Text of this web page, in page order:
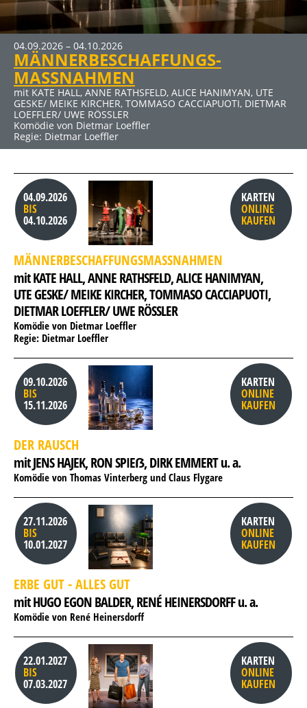
04.09.2026 – 04.10.2026
MÄNNERBESCHAFFUNGS-
MASSNAHMEN
mit KATE HALL, ANNE RATHSFELD, ALICE HANIMYAN, UTE
GESKE/ MEIKE KIRCHER, TOMMASO CACCIAPUOTI, DIETMAR
LOEFFLER/ UWE RÖSSLER
Komödie von Dietmar Loeffler
Regie: Dietmar Loeffler
09.10.2026 – 15.11.2026
DER RAUSCH
mit JENS HAJEK, RON SPIEẞ, DIRK EMMERT u. a.
Komödie von Thomas Vinterberg und Claus Flygare
27.11.2026 – 10.01.2027
ERBE GUT-ALLES GUT
mit HUGO EGON BALDER, RENÉ HEINERSDORFF u. a.
Komödie von René Heinersdorff
22.01.2027 – 07.03.2027
SCHUHE TASCHEN MÄNNER
mit BERNHARD BETTERMANN, NINA PETRI, ANDREAS PETRI
u. a.
Komödie von Stefan Vögel
Regie: Ute Willing
04.09.2026
BIS
04.10.2026
MÄNNERBESCHAFFUNGSMASSNAHMEN
mit KATE HALL, ANNE RATHSFELD, ALICE HANIMYAN,
UTE GESKE/ MEIKE KIRCHER, TOMMASO CACCIAPUOTI,
DIETMAR LOEFFLER/ UWE RÖSSLER
Komödie von Dietmar Loeffler
Regie: Dietmar Loeffler
KARTEN
ONLINE
KAUFEN
09.10.2026
BIS
15.11.2026
DER RAUSCH
mit JENS HAJEK, RON SPIEẞ, DIRK EMMERT u. a.
Komödie von Thomas Vinterberg und Claus Flygare
KARTEN
ONLINE
KAUFEN
27.11.2026
BIS
10.01.2027
ERBE GUT - ALLES GUT
mit HUGO EGON BALDER, RENÉ HEINERSDORFF u. a.
Komödie von René Heinersdorff
KARTEN
ONLINE
KAUFEN
22.01.2027
BIS
07.03.2027
KARTEN
ONLINE
KAUFEN